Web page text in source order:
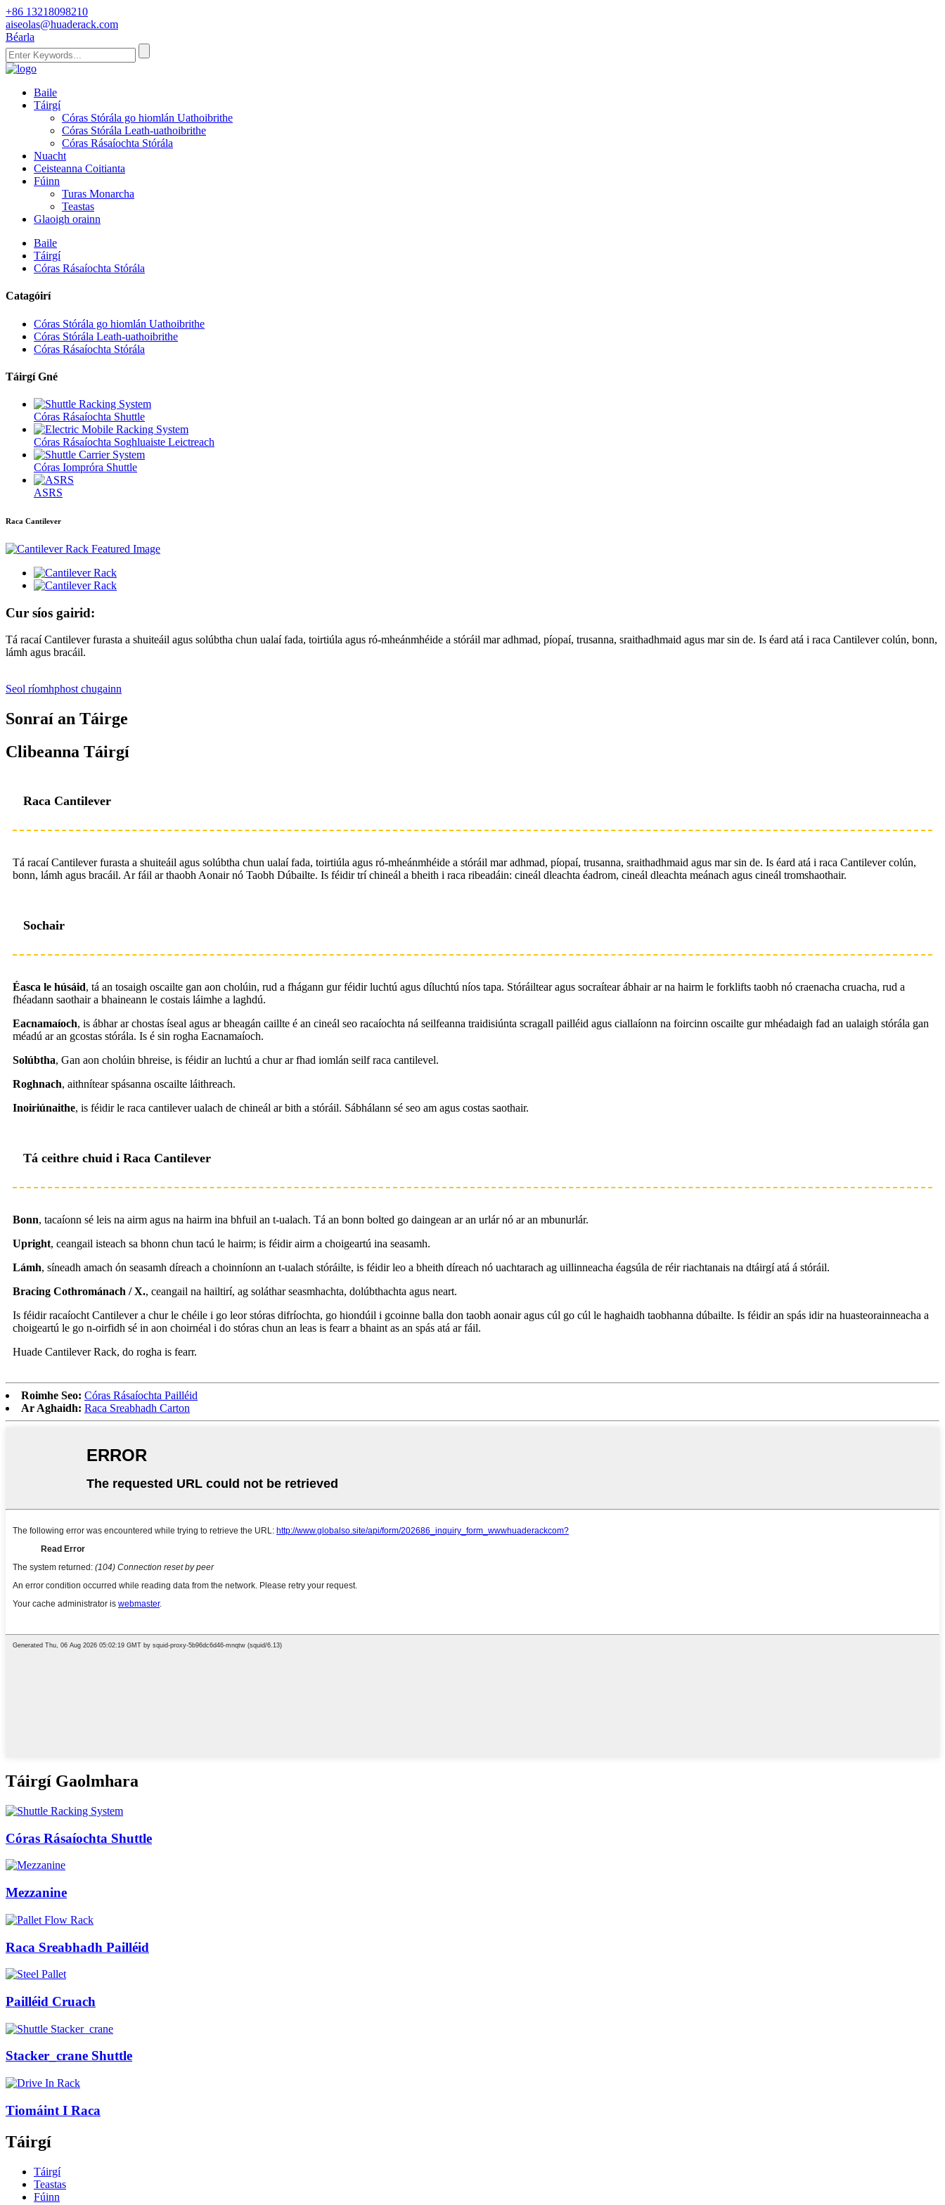
+86 13218098210
aiseolas@huaderack.com
Béarla
Baile
Táirgí
Córas Stórála go hiomlán Uathoibrithe
Córas Stórála Leath-uathoibrithe
Córas Rásaíochta Stórála
Nuacht
Ceisteanna Coitianta
Fúinn
Turas Monarcha
Teastas
Glaoigh orainn
Baile
Táirgí
Córas Rásaíochta Stórála
Catagóirí
Córas Stórála go hiomlán Uathoibrithe
Córas Stórála Leath-uathoibrithe
Córas Rásaíochta Stórála
Táirgí Gné
Córas Rásaíochta Shuttle
Córas Rásaíochta Soghluaiste Leictreach
Córas Iompróra Shuttle
ASRS
Raca Cantilever
Cur síos gairid:
Tá racaí Cantilever furasta a shuiteáil agus solúbtha chun ualaí fada, toirtiúla agus ró-mheánmhéide a stóráil mar adhmad, píopaí, trusanna, sraithadhmaid agus mar sin de. Is éard atá i raca Cantilever colún, bonn,
lámh agus bracáil.
Seol ríomhphost chugainn
Sonraí an Táirge
Clibeanna Táirgí
Raca Cantilever
Tá racaí Cantilever furasta a shuiteáil agus solúbtha chun ualaí fada, toirtiúla agus ró-mheánmhéide a stóráil mar adhmad, píopaí, trusanna, sraithadhmaid agus mar sin de. Is éard atá i raca Cantilever colún,
bonn, lámh agus bracáil. Ar fáil ar thaobh Aonair nó Taobh Dúbailte. Is féidir trí chineál a bheith i raca ribeadáin: cineál dleachta éadrom, cineál dleachta meánach agus cineál tromshaothair.
Sochair
Éasca le húsáid, tá an tosaigh oscailte gan aon cholúin, rud a fhágann gur féidir luchtú agus díluchtú níos tapa. Stóráiltear agus socraítear ábhair ar na hairm le forklifts taobh nó craenacha cruacha, rud a
fhéadann saothair a bhaineann le costais láimhe a laghdú.
Eacnamaíoch, is ábhar ar chostas íseal agus ar bheagán caillte é an cineál seo racaíochta ná seilfeanna traidisiúnta scragall pailléid agus ciallaíonn na foircinn oscailte gur mhéadaigh fad an ualaigh stórála gan
méadú ar an gcostas stórála. Is é sin rogha Eacnamaíoch.
Solúbtha, Gan aon cholúin bhreise, is féidir an luchtú a chur ar fhad iomlán seilf raca cantilevel.
Roghnach, aithnítear spásanna oscailte láithreach.
Inoiriúnaithe, is féidir le raca cantilever ualach de chineál ar bith a stóráil. Sábhálann sé seo am agus costas saothair.
Tá ceithre chuid i Raca Cantilever
Bonn, tacaíonn sé leis na airm agus na hairm ina bhfuil an t-ualach. Tá an bonn bolted go daingean ar an urlár nó ar an mbunurlár.
Upright, ceangail isteach sa bhonn chun tacú le hairm; is féidir airm a choigeartú ina seasamh.
Lámh, síneadh amach ón seasamh díreach a choinníonn an t-ualach stóráilte, is féidir leo a bheith díreach nó uachtarach ag uillinneacha éagsúla de réir riachtanais na dtáirgí atá á stóráil.
Bracing Cothrománach / X., ceangail na hailtirí, ag soláthar seasmhachta, dolúbthachta agus neart.
Is féidir racaíocht Cantilever a chur le chéile i go leor stóras difríochta, go hiondúil i gcoinne balla don taobh aonair agus cúl go cúl le haghaidh taobhanna dúbailte. Is féidir an spás idir na huasteorainneacha a
choigeartú le go n-oirfidh sé in aon choirnéal i do stóras chun an leas is fearr a bhaint as an spás atá ar fáil.
Huade Cantilever Rack, do rogha is fearr.
Roimhe Seo: Córas Rásaíochta Pailléid
Ar Aghaidh: Raca Sreabhadh Carton
Táirgí Gaolmhara
Córas Rásaíochta Shuttle
Mezzanine
Raca Sreabhadh Pailléid
Pailléid Cruach
Stacker_crane Shuttle
Tiomáint I Raca
Táirgí
Táirgí
Teastas
Fúinn